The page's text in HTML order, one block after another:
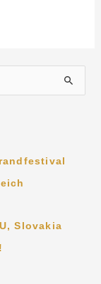
Slovakia